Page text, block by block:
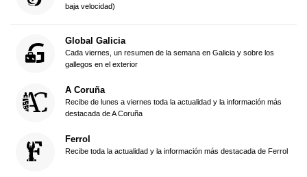
baja velocidad)
Global Galicia
Cada viernes, un resumen de la semana en Galicia y sobre los
gallegos en el exterior
A Coruña
Recibe de lunes a viernes toda la actualidad y la información más
destacada de A Coruña
Ferrol
Recibe toda la actualidad y la información más destacada de Ferrol